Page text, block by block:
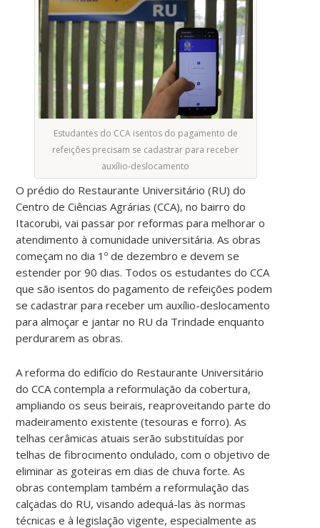
Estudantes do CCA isentos do pagamento de
refeições precisam se cadastrar para receber
auxílio-deslocamento
O prédio do Restaurante Universitário (RU) do
Centro de Ciências Agrárias (CCA), no bairro do
Itacorubi, vai passar por reformas para melhorar o
atendimento à comunidade universitária. As obras
começam no dia 1º de dezembro e devem se
estender por 90 dias. Todos os estudantes do CCA
que são isentos do pagamento de refeições podem
se cadastrar para receber um auxílio-deslocamento
para almoçar e jantar no RU da Trindade enquanto
perdurarem as obras.
A reforma do edifício do Restaurante Universitário
do CCA contempla a reformulação da cobertura,
ampliando os seus beirais, reaproveitando parte do
madeiramento existente (tesouras e forro). As
telhas cerâmicas atuais serão substituídas por
telhas de fibrocimento ondulado, com o objetivo de
eliminar as goteiras em dias de chuva forte. As
obras contemplam também a reformulação das
calçadas do RU, visando adequá-las às normas
técnicas e à legislação vigente, especialmente as